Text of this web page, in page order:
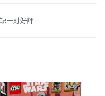
一則好評